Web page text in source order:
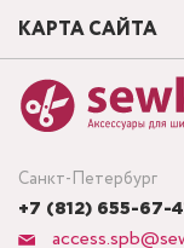
Санкт-Петербург
+7 (812) 655-67-
КАРТА САЙТА